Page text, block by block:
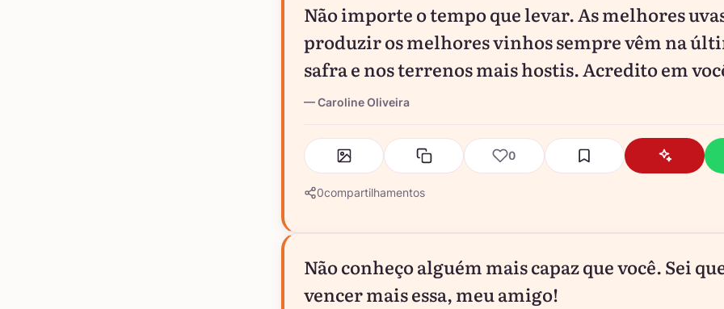
Não importe o tempo que levar. As melhores
produzir os melhores vinhos sempre vêm na
safra e nos terrenos mais hostis. Acredito em
Caroline Oliveira
0
0compartilhamentos
Não conheço alguém mais capaz que você. Sei
vencer mais essa, meu amigo!